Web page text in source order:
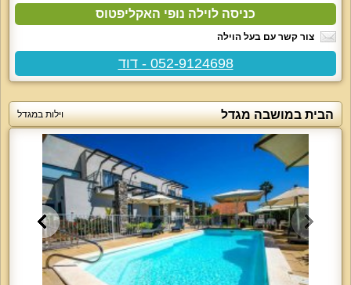
כניסה לוילה נופי האקליפטוס
צור קשר עם בעל הוילה
052-9124698 - דוד
הבית במושבה מגדל וילות במגדל